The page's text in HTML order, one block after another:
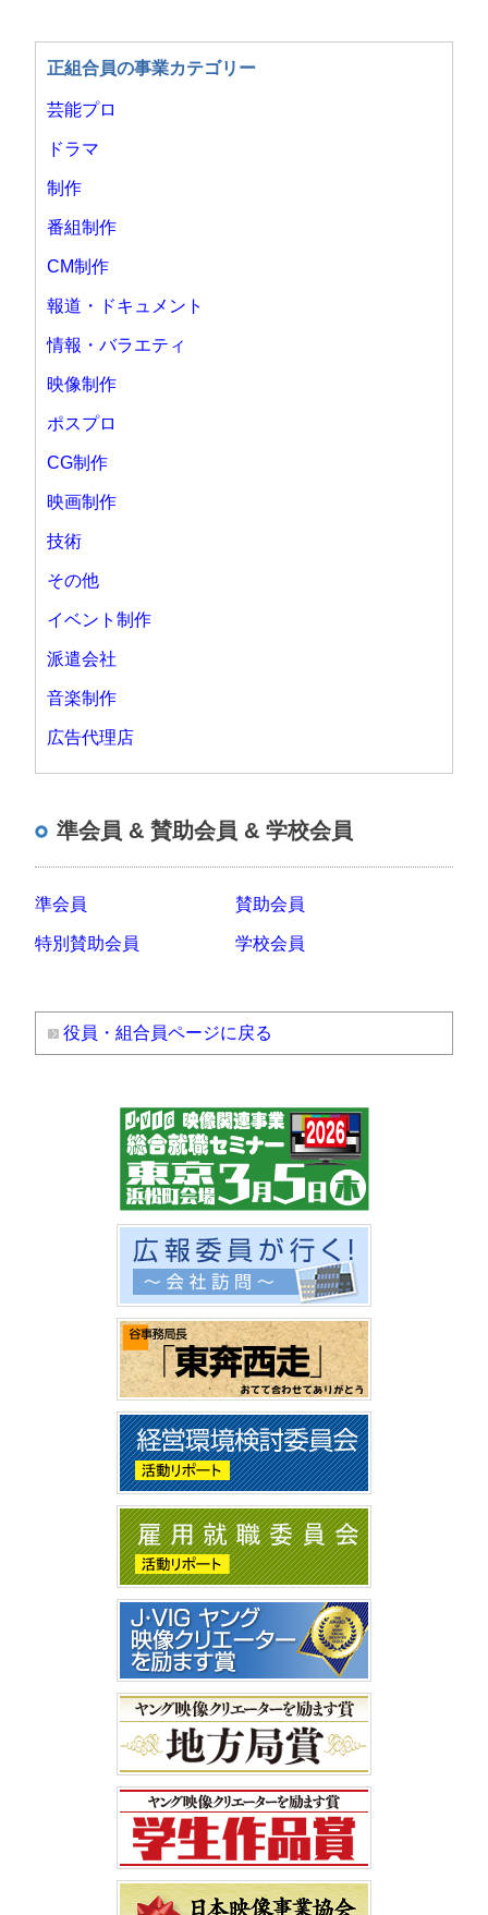
正組合員の事業カテゴリー
芸能プロ
ドラマ
制作
番組制作
CM制作
報道・ドキュメント
情報・バラエティ
映像制作
ポスプロ
CG制作
映画制作
技術
その他
イベント制作
派遣会社
音楽制作
広告代理店
準会員 & 賛助会員 & 学校会員
準会員 賛助会員
特別賛助会員 学校会員
役員・組合員ページに戻る